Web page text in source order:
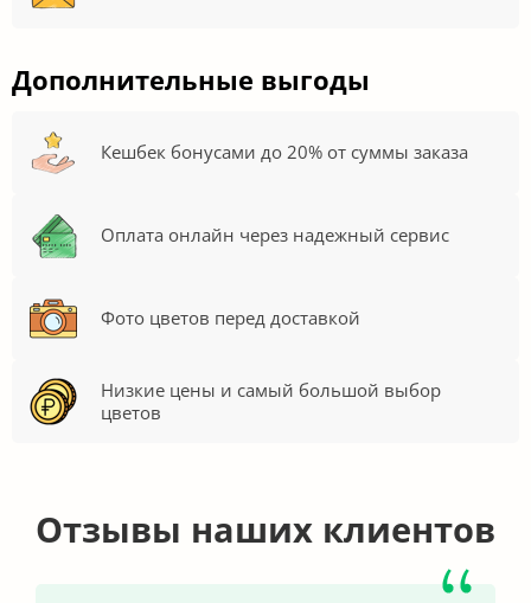
Дополнительные выгоды
Кешбек бонусами до 20% от суммы заказа
Оплата онлайн через надежный сервис
Фото цветов перед доставкой
Низкие цены и самый большой выбор
цветов
Отзывы наших клиентов